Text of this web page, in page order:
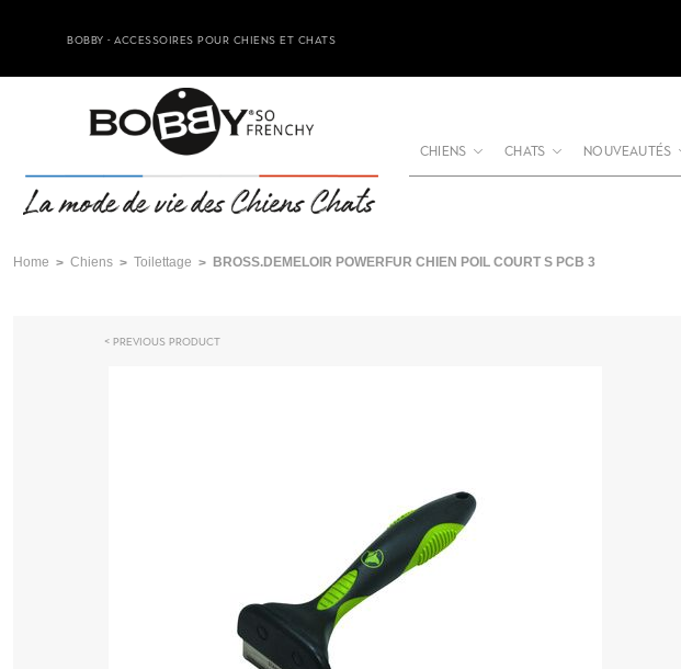
BOBBY - ACCESSOIRES POUR CHIENS ET CHATS
CHIENS CHATS NOUVEAUTÉS
Home Chiens Toilettage BROSS.DEMELOIR POWERFUR CHIEN POIL COURT S PCB 3
Previous product